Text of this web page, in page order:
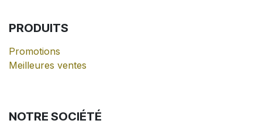
PRODUITS
Promotions
Meilleures ventes
NOTRE SOCIÉTÉ